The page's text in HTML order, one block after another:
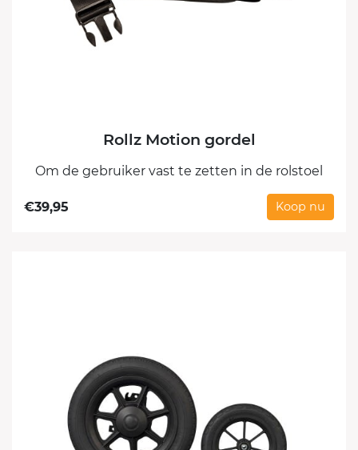
Rollz Motion gordel
Om de gebruiker vast te zetten in de rolstoel
€39,95 Koop nu